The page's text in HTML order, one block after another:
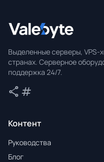
Выделенные серверы, VPS-
странах. Серверное
поддержка 24/7.
share Поделиться
tag
Контент
Руководства
Блог